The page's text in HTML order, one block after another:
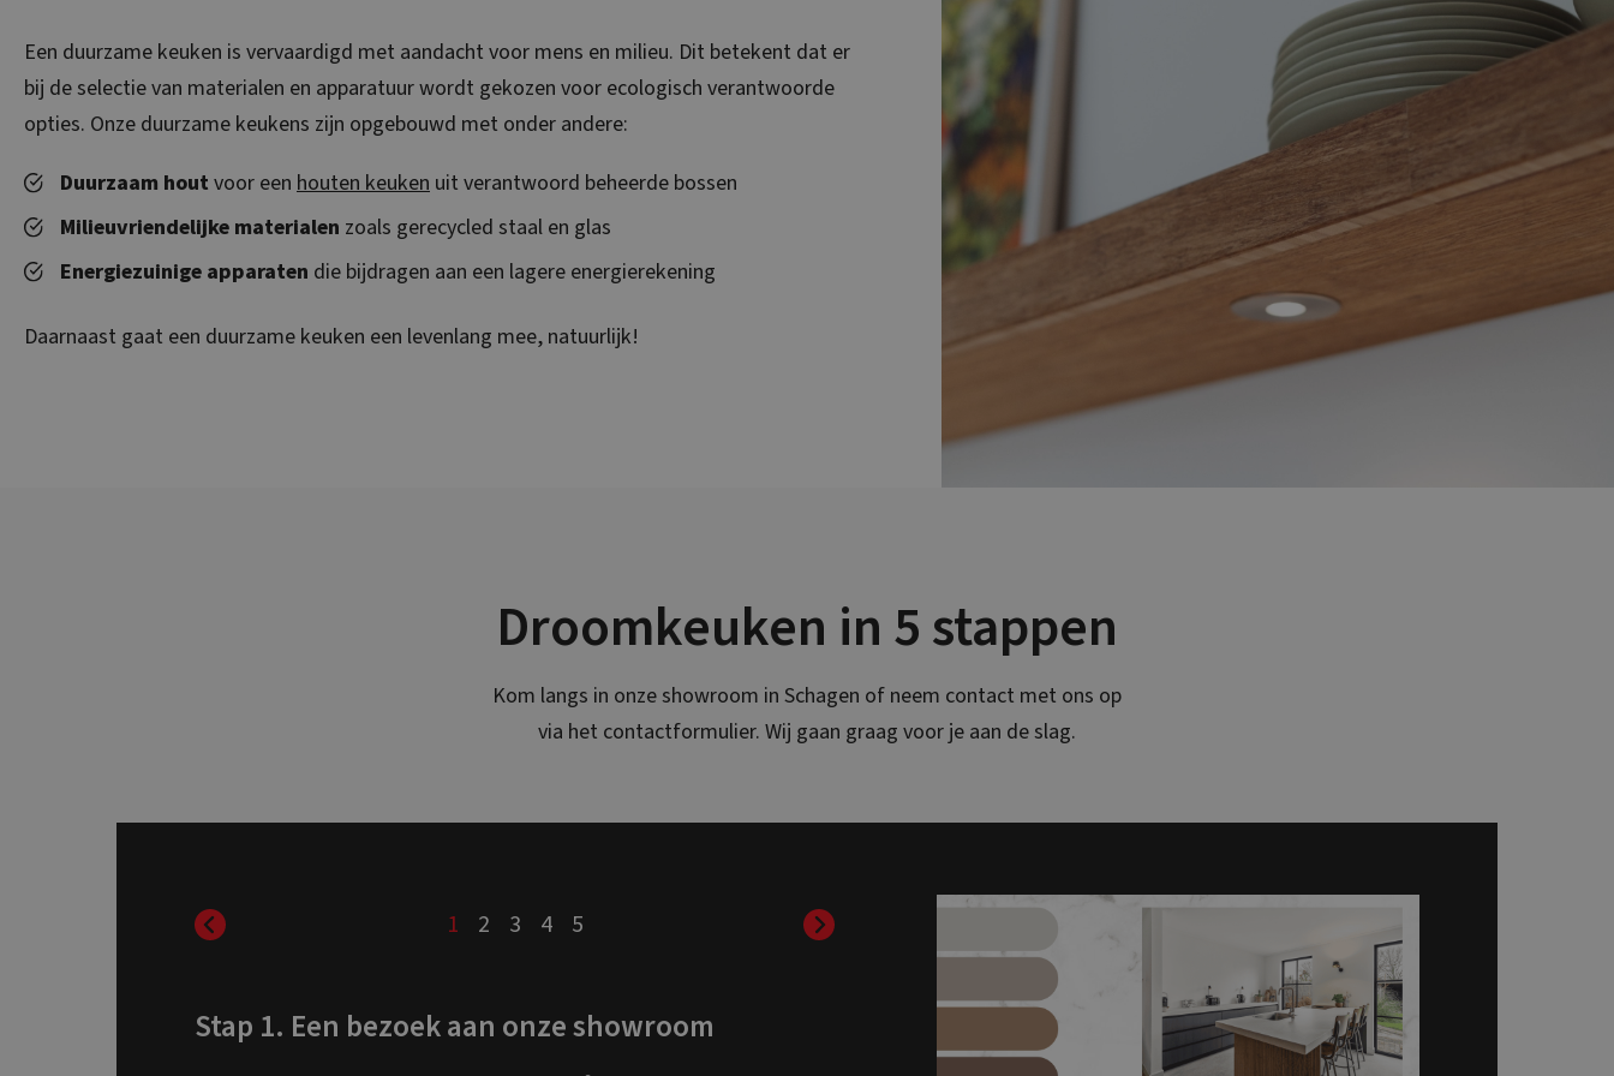
Een duurzame keuken is vervaardigd met aandacht voor mens en milieu. Dit betekent dat er
bij de selectie van materialen en apparatuur wordt gekozen voor ecologisch verantwoorde
opties. Onze duurzame keukens zijn opgebouwd met onder andere:
Duurzaam hout voor een houten keuken uit verantwoord beheerde bossen
Milieuvriendelijke materialen zoals gerecycled staal en glas
Energiezuinige apparaten die bijdragen aan een lagere energierekening
Daarnaast gaat een duurzame keuken een levenlang mee, natuurlijk!
Droomkeuken in 5 stappen
Kom langs in onze showroom in Schagen of neem contact met ons op
via het contactformulier. Wij gaan graag voor je aan de slag.
1 2 3 4 5
Stap 1. Een bezoek aan onze showroom